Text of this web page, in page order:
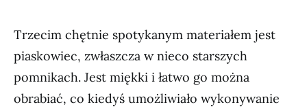
Trzecim chętnie spotykanym materiałem jest
piaskowiec, zwłaszcza w nieco starszych
pomnikach. Jest miękki i łatwo go można
obrabiać, co kiedyś umożliwiało wykonywanie